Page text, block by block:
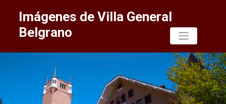
Imágenes de Villa General
Belgrano